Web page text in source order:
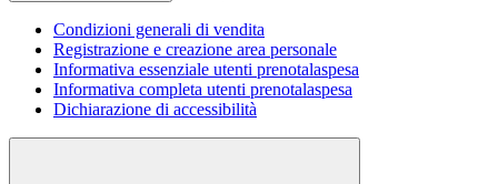
Condizioni generali di vendita
Registrazione e creazione area personale
Informativa essenziale utenti prenotalaspesa
Informativa completa utenti prenotalaspesa
Dichiarazione di accessibilità